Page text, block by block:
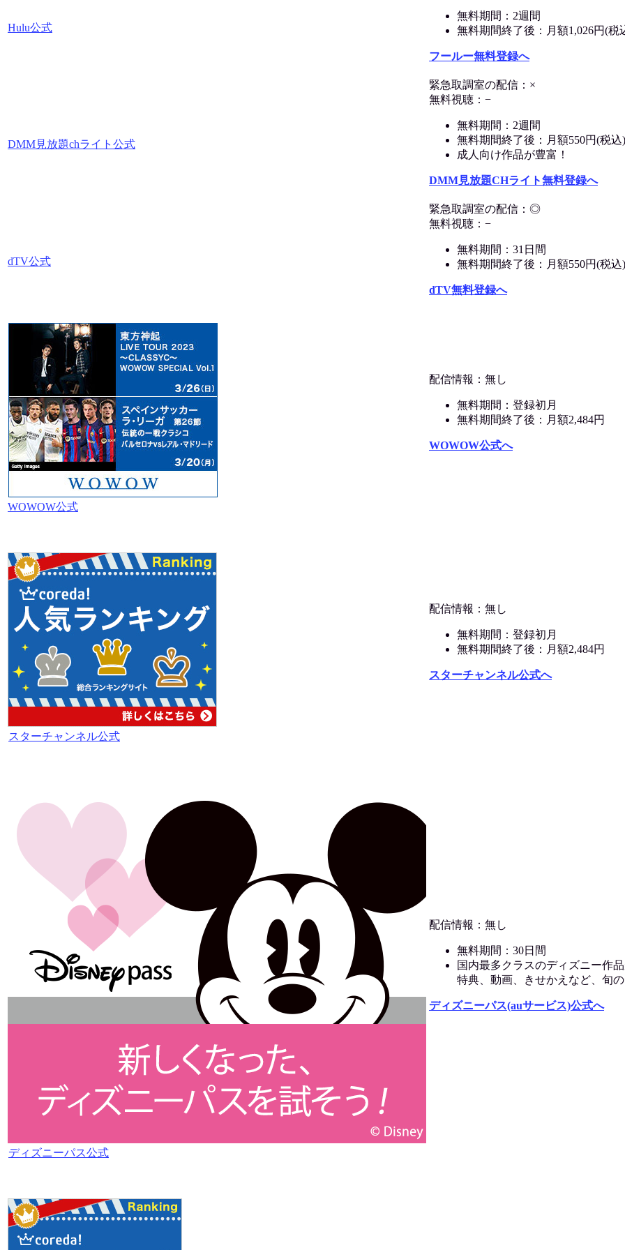
Hulu公式
無料期間：2週間
無料期間終了後：月額1,026円(税
フールー無料登録へ
DMM見放題chライト公式
緊急取調室の配信：×
無料視聴：−
無料期間：2週間
無料期間終了後：月額550円(税込)
成人向け作品が豊富！
DMM見放題CHライト無料登録へ
dTV公式
緊急取調室の配信：◎
無料視聴：−
無料期間：31日間
無料期間終了後：月額550円(税込)
dTV無料登録へ
WOWOW公式
配信情報：無し
無料期間：登録初月
無料期間終了後：月額2,484円
WOWOW公式へ
スターチャンネル公式
配信情報：無し
無料期間：登録初月
無料期間終了後：月額2,484円
スターチャンネル公式へ
ディズニーパス公式
配信情報：無し
無料期間：30日間
国内最多クラスのディズニー作
特典、動画、きせかえなど、旬
ディズニーパス(auサービス)公式へ